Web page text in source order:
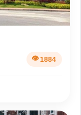
1884